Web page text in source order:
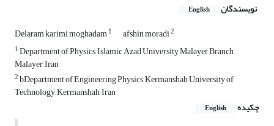
نویسندگان English
Delaram karimi moghadam1 afshin moradi2
1Department of Physics, Islamic Azad University Malayer Branch,
Malayer, Iran
2bDepartment of Engineering Physics, Kermanshah University of
Technology, Kermanshah, Iran
چکیده
English